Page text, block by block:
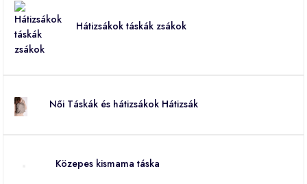
Hátizsákok táskák zsákok
Női Táskák és hátizsákok Hátizsák
Közepes kismama táska